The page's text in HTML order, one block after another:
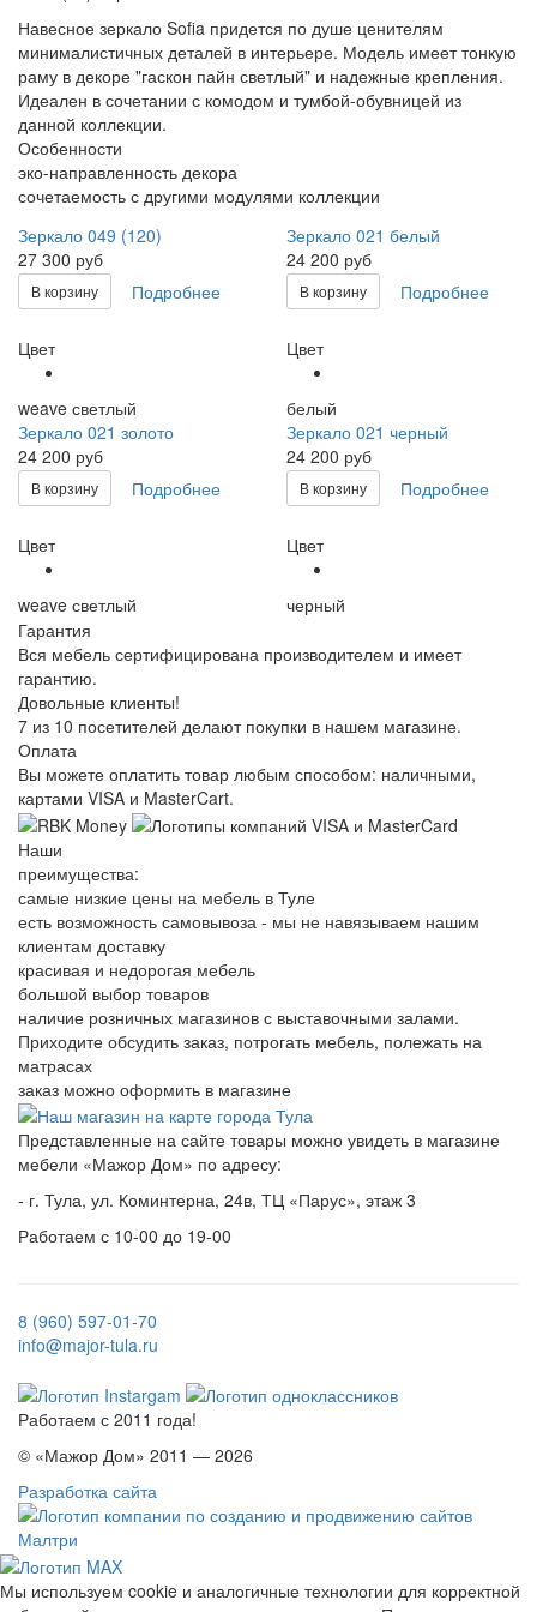
Навесное зеркало Sofia придется по душе ценителям
минималистичных деталей в интерьере. Модель имеет тонкую
раму в декоре "гаскон пайн светлый" и надежные крепления.
Идеален в сочетании с комодом и тумбой-обувницей из
данной коллекции.
Особенности
эко-направленность декора
сочетаемость с другими модулями коллекции
Зеркало 049 (120)
27 300 руб
В корзину Подробнее
Цвет
weave светлый
Зеркало 021 белый
24 200 руб
В корзину Подробнее
Цвет
белый
Зеркало 021 золото
24 200 руб
В корзину Подробнее
Цвет
weave светлый
Зеркало 021 черный
24 200 руб
В корзину Подробнее
Цвет
черный
Гарантия
Вся мебель сертифицирована производителем и имеет
гарантию.
Довольные клиенты!
7 из 10 посетителей делают покупки в нашем магазине.
Оплата
Вы можете оплатить товар любым способом: наличными,
картами VISA и MasterCart.
Наши
преимущества:
самые низкие цены на мебель в Туле
есть возможность самовывоза - мы не навязываем нашим
клиентам доставку
красивая и недорогая мебель
большой выбор товаров
наличие розничных магазинов с выставочными залами.
Приходите обсудить заказ, потрогать мебель, полежать на
матрасах
заказ можно оформить в магазине
Представленные на сайте товары можно увидеть в магазине
мебели «Мажор Дом» по адресу:
- г. Тула, ул. Коминтерна, 24в, ТЦ «Парус», этаж 3
Работаем с 10-00 до 19-00
8 (960) 597-01-70
info@major-tula.ru
Работаем с 2011 года!
© «Мажор Дом» 2011 — 2026
Разработка сайта
Мы используем cookie и аналогичные технологии для корректной